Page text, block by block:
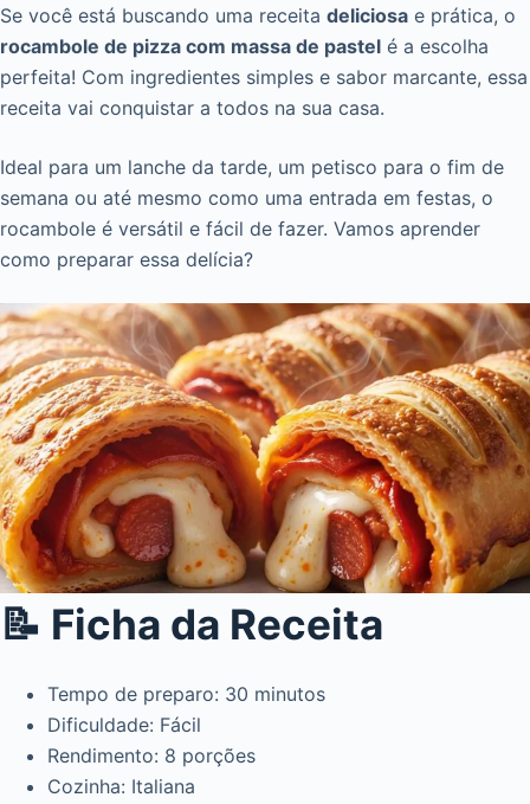
Se você está buscando uma receita deliciosa e prática, o
rocambole de pizza com massa de pastel é a escolha
perfeita! Com ingredientes simples e sabor marcante, essa
receita vai conquistar a todos na sua casa.
Ideal para um lanche da tarde, um petisco para o fim de
semana ou até mesmo como uma entrada em festas, o
rocambole é versátil e fácil de fazer. Vamos aprender
como preparar essa delícia?
📝 Ficha da Receita
Tempo de preparo: 30 minutos
Dificuldade: Fácil
Rendimento: 8 porções
Cozinha: Italiana